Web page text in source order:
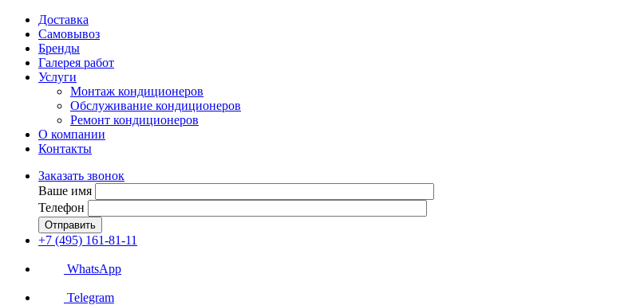
Доставка
Самовывоз
Бренды
Галерея работ
Услуги
Монтаж кондиционеров
Обслуживание кондиционеров
Ремонт кондиционеров
О компании
Контакты
Заказать звонок
Ваше имя
Телефон
Отправить
+7 (495) 161-81-11
WhatsApp
Telegram